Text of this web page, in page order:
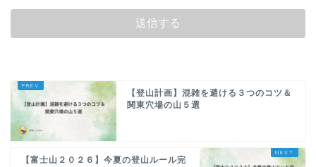
【登山計画】混雑を避ける３つのコツ＆
関東穴場の山５選
【富士山２０２６】今夏の登山ルール完